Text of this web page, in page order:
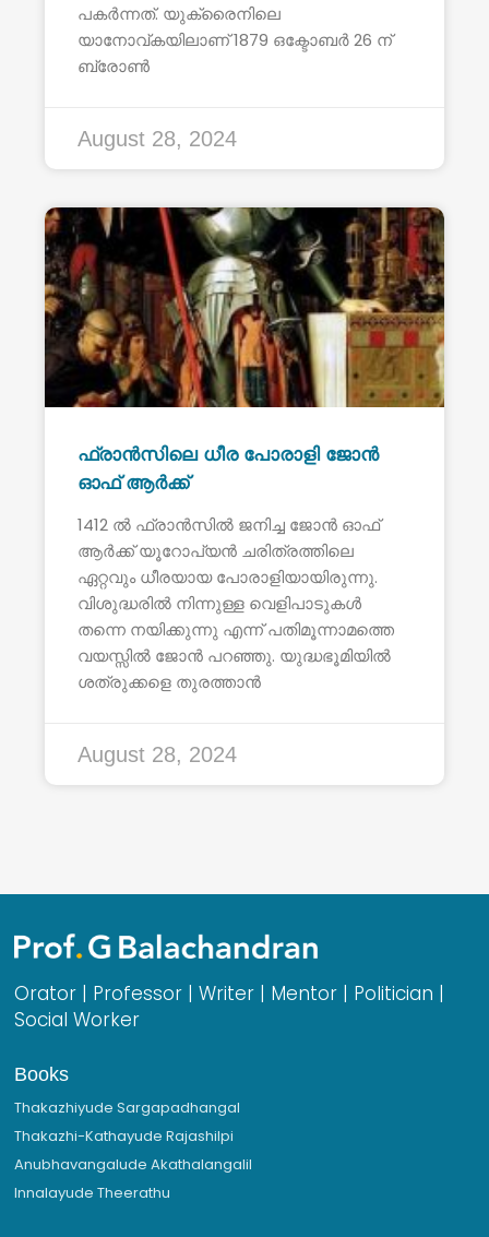
പകർന്നത്. യുക്രൈനിലെ
യാനോവ്കയിലാണ് 1879 ഒക്ടോബർ 26 ന്
ബ്രോൺ
August 28, 2024
ഫ്രാൻസിലെ ധീര പോരാളി ജോൻ
ഓഫ് ആർക്ക്
1412 ൽ ഫ്രാൻസിൽ ജനിച്ച ജോൻ ഓഫ്
ആർക്ക് യൂറോപ്യൻ ചരിത്രത്തിലെ
ഏറ്റവും ധീരയായ പോരാളിയായിരുന്നു.
വിശുദ്ധരിൽ നിന്നുള്ള വെളിപാടുകൾ
തന്നെ നയിക്കുന്നു എന്ന് പതിമൂന്നാമത്തെ
വയസ്സിൽ ജോൻ പറഞ്ഞു. യുദ്ധഭൂമിയിൽ
ശത്രുക്കളെ തുരത്താൻ
August 28, 2024
Orator | Professor | Writer | Mentor | Politician |
Social Worker
Books
Thakazhiyude Sargapadhangal
Thakazhi-Kathayude Rajashilpi
Anubhavangalude Akathalangalil
Innalayude Theerathu